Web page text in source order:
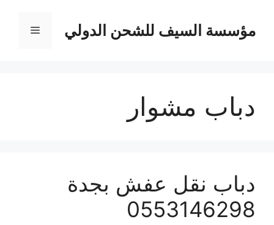
المحتوىمؤسسة السيف للشحن الدولي القائمة
دباب مشوار
دباب نقل عفش بجدة
0553146298